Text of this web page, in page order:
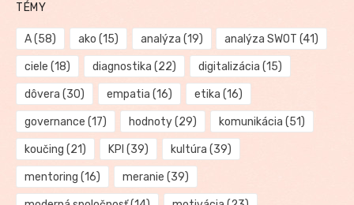
TÉMY
A(58) ako (15) analýza (19) analýza SWOT (41)
ciele (18) diagnostika (22) digitalizácia (15)
dôvera (30) empatia (16) etika (16)
governance (17) hodnoty(29) komunikácia (51)
koučing (21) KPI (39) kultúra (39)
mentoring (16) meranie (39)